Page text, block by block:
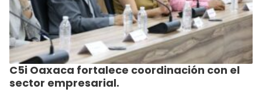
C5i Oaxaca fortalece coordinación con el
sector empresarial.